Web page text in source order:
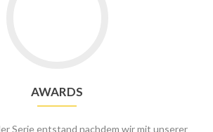
AWARDS
Serie entstand nachdem wir mit unserer